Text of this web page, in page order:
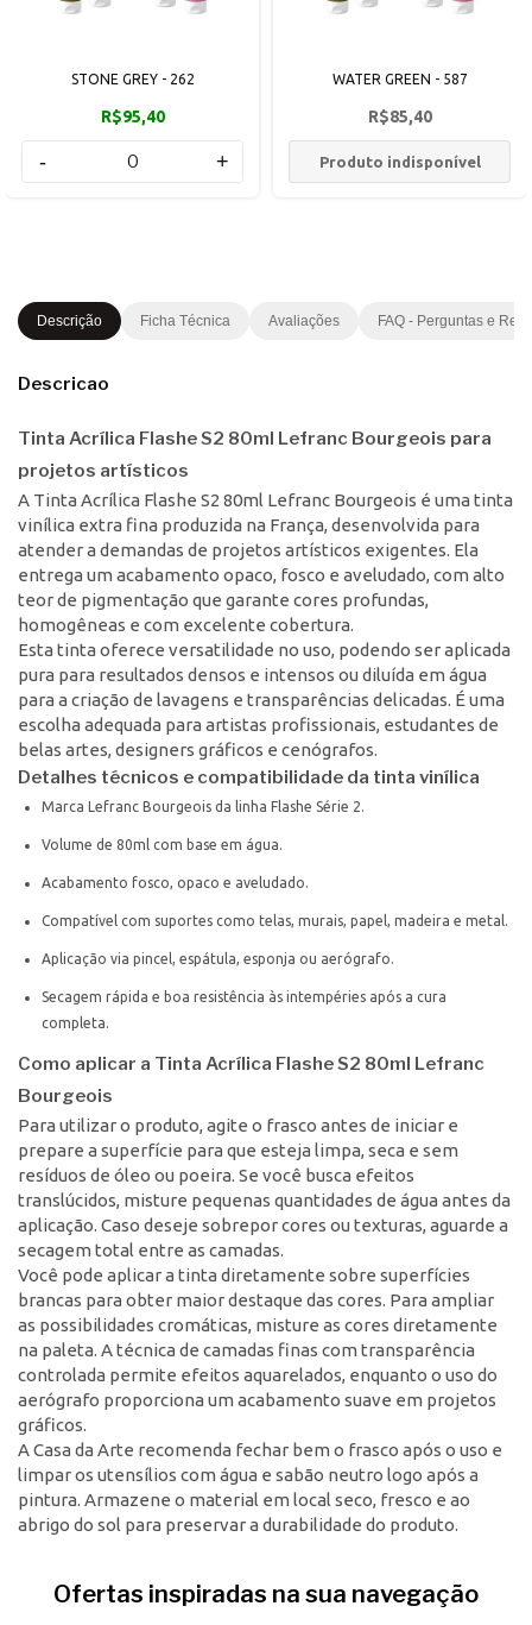
STONE GREY - 262
R$95,40
- +
WATER GREEN - 587
R$85,40
Produto indisponível
Descrição Ficha Técnica Avaliações FAQ - Perguntas e
Descricao
Tinta Acrílica Flashe S2 80ml Lefranc Bourgeois para
projetos artísticos
A Tinta Acrílica Flashe S2 80ml Lefranc Bourgeois é uma tinta
vinílica extra fina produzida na França, desenvolvida para
atender a demandas de projetos artísticos exigentes. Ela
entrega um acabamento opaco, fosco e aveludado, com alto
teor de pigmentação que garante cores profundas,
homogêneas e com excelente cobertura.
Esta tinta oferece versatilidade no uso, podendo ser aplicada
pura para resultados densos e intensos ou diluída em água
para a criação de lavagens e transparências delicadas. É uma
escolha adequada para artistas profissionais, estudantes de
belas artes, designers gráficos e cenógrafos.
Detalhes técnicos e compatibilidade da tinta vinílica
Marca Lefranc Bourgeois da linha Flashe Série 2.
Volume de 80ml com base em água.
Acabamento fosco, opaco e aveludado.
Compatível com suportes como telas, murais, papel, madeira e metal.
Aplicação via pincel, espátula, esponja ou aerógrafo.
Secagem rápida e boa resistência às intempéries após a cura
completa.
Como aplicar a Tinta Acrílica Flashe S2 80ml Lefranc
Bourgeois
Para utilizar o produto, agite o frasco antes de iniciar e
prepare a superfície para que esteja limpa, seca e sem
resíduos de óleo ou poeira. Se você busca efeitos
translúcidos, misture pequenas quantidades de água antes da
aplicação. Caso deseje sobrepor cores ou texturas, aguarde a
secagem total entre as camadas.
Você pode aplicar a tinta diretamente sobre superfícies
brancas para obter maior destaque das cores. Para ampliar
as possibilidades cromáticas, misture as cores diretamente
na paleta. A técnica de camadas finas com transparência
controlada permite efeitos aquarelados, enquanto o uso do
aerógrafo proporciona um acabamento suave em projetos
gráficos.
A Casa da Arte recomenda fechar bem o frasco após o uso e
limpar os utensílios com água e sabão neutro logo após a
pintura. Armazene o material em local seco, fresco e ao
abrigo do sol para preservar a durabilidade do produto.
Ofertas inspiradas na sua navegação